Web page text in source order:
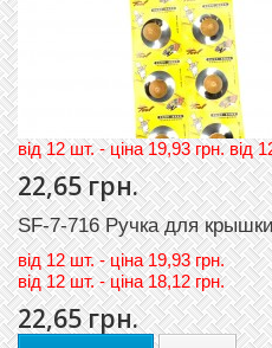
вiд 12 шт. - цiна 19,93 грн. вiд
22,65 грн.
SF-7-716 Ручка для
вiд 12 шт. - цiна 19,93 грн.
вiд12 шт. - цiна 18,12 грн.
22,65 грн.